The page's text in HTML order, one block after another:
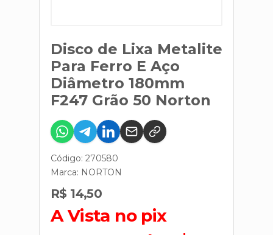
Disco de Lixa Metalite
Para Ferro E Aço
Diâmetro 180mm
F247 Grão 50 Norton
Código: 270580
Marca: NORTON
R$ 14,50
A Vista no pix